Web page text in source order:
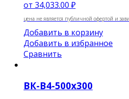
от 34,033.00 ₽
цена не является публичной офертой и
Добавить в корзину
Добавить в избранное
Сравнить
ВК-В4-500х300